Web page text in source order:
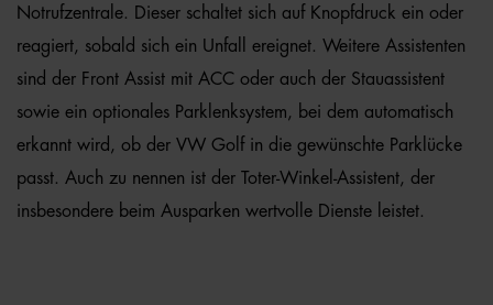
Notrufzentrale. Dieser schaltet sich auf Knopfdruck ein oder
reagiert, sobald sich ein Unfall ereignet. Weitere Assistenten
sind der Front Assist mit ACC oder auch der Stauassistent
sowie ein optionales Parklenksystem, bei dem automatisch
erkannt wird, ob der VW Golf in die gewünschte Parklücke
passt. Auch zu nennen ist der Toter-Winkel-Assistent, der
insbesondere beim Ausparken wertvolle Dienste leistet.